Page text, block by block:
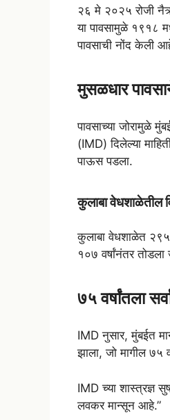
t
s
p
p
e
g
a
m
e
b
o
k
२६ मे २०२५ रोजी
या पावसामुळे १९१८
पावसाची नोंद केली
मुसळधार
पावसाच्या जोरामुळे
(IMD) दिलेल्या
पाऊस पडला.
कुलाबा वेधशाळेतील
कुलाबा वेधशाळेत २९५
१०७ वर्षांनंतर
७५ वर्षांतला
IMD नुसार, मुंबईत
झाला, जो मागील ७५
IMD च्या शास्त्रज्ञ
लवकर मान्सून आहे.”